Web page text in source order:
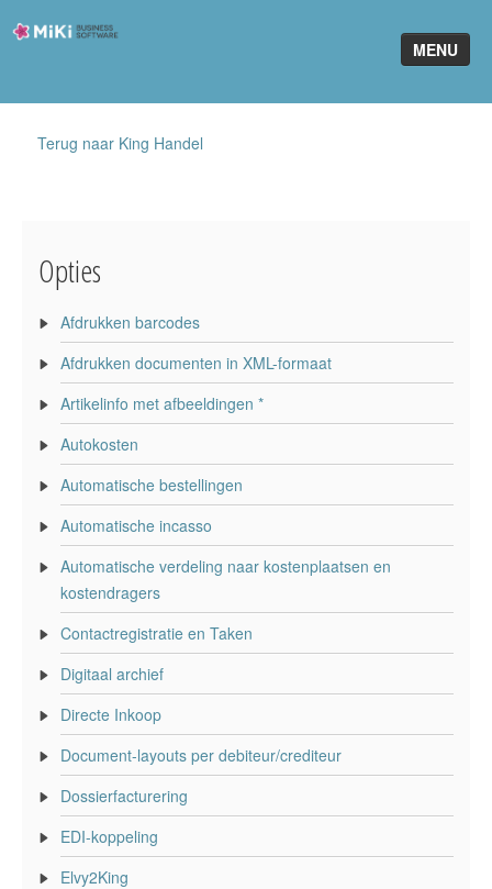
MENU
Software
Software Online
Telefonie
Partners
Klant worden
Terug naar King Handel
Opties
Afdrukken barcodes
Afdrukken documenten in XML-formaat
Artikelinfo met afbeeldingen *
Autokosten
Automatische bestellingen
Automatische incasso
Automatische verdeling naar kostenplaatsen en
kostendragers
Contactregistratie en Taken
Digitaal archief
Directe Inkoop
Document-layouts per debiteur/crediteur
Dossierfacturering
EDI-koppeling
Elvy2King